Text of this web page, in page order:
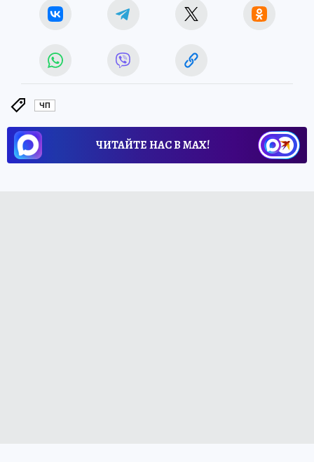
ЧП
ЧИТАЙТЕ НАС В МАХ!